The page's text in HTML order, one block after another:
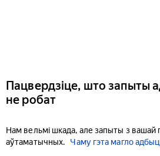
Пацвердзіце, што запыты
не робат
Нам вельмі шкада, але запыты з
аўтаматычных.
Чаму гэта магло